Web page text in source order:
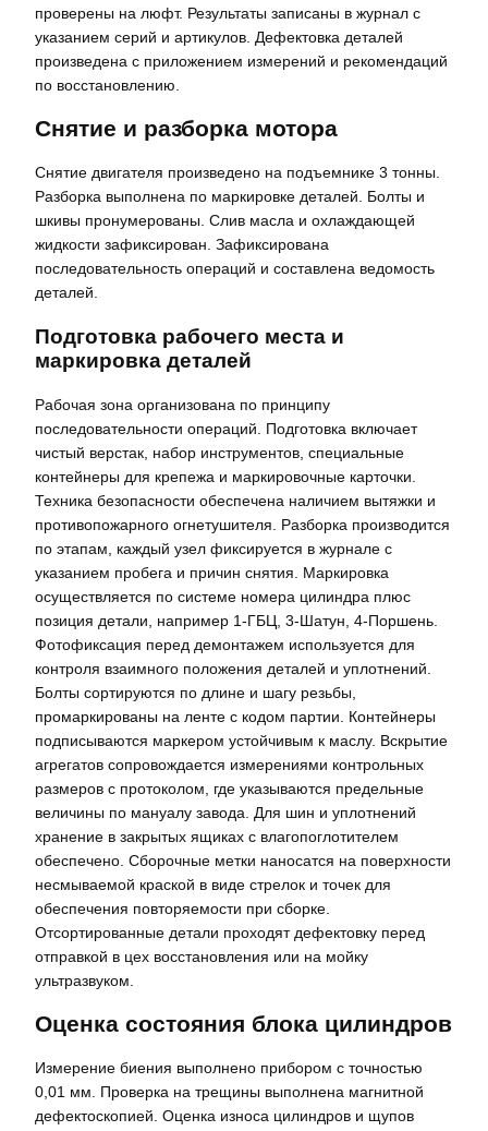
проверены на люфт. Результаты записаны в журнал с
указанием серий и артикулов. Дефектовка деталей
произведена с приложением измерений и рекомендаций
по восстановлению.
Снятие и разборка мотора
Снятие двигателя произведено на подъемнике 3 тонны.
Разборка выполнена по маркировке деталей. Болты и
шкивы пронумерованы. Слив масла и охлаждающей
жидкости зафиксирован. Зафиксирована
последовательность операций и составлена ведомость
деталей.
Подготовка рабочего места и
маркировка деталей
Рабочая зона организована по принципу
последовательности операций. Подготовка включает
чистый верстак, набор инструментов, специальные
контейнеры для крепежа и маркировочные карточки.
Техника безопасности обеспечена наличием вытяжки и
противопожарного огнетушителя. Разборка производится
по этапам, каждый узел фиксируется в журнале с
указанием пробега и причин снятия. Маркировка
осуществляется по системе номера цилиндра плюс
позиция детали, например 1-ГБЦ, 3-Шатун, 4-Поршень.
Фотофиксация перед демонтажем используется для
контроля взаимного положения деталей и уплотнений.
Болты сортируются по длине и шагу резьбы,
промаркированы на ленте с кодом партии. Контейнеры
подписываются маркером устойчивым к маслу. Вскрытие
агрегатов сопровождается измерениями контрольных
размеров с протоколом, где указываются предельные
величины по мануалу завода. Для шин и уплотнений
хранение в закрытых ящиках с влагопоглотителем
обеспечено. Сборочные метки наносатся на поверхности
несмываемой краской в виде стрелок и точек для
обеспечения повторяемости при сборке.
Отсортированные детали проходят дефектовку перед
отправкой в цех восстановления или на мойку
ультразвуком.
Оценка состояния блока цилиндров
Измерение биения выполнено прибором с точностью
0,01 мм. Проверка на трещины выполнена магнитной
дефектоскопией. Оценка износа цилиндров и щупов